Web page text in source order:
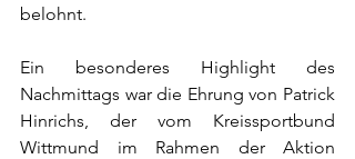
belohnt.
Ein besonderes Highlight des
Nachmittags war die Ehrung von Patrick
Hinrichs, der vom Kreissportbund
Wittmund im Rahmen der Aktion